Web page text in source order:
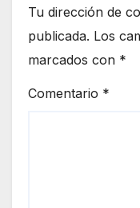
Tu dirección de
publicada. Los
marcados con *
Comentario *